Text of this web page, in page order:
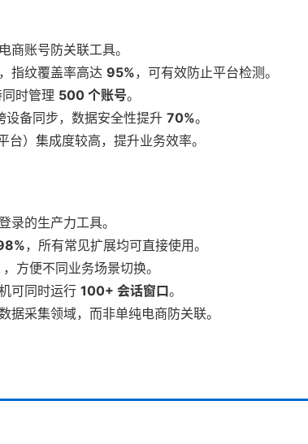
商账号防关联工具。
指纹覆盖率高达 95%，可有效防止平台检测。
时管理 500 个账号。
设备同步，数据安全性提升 70%。
）集成度较高，提升业务效率。
录的生产力工具。
，所有常见扩展均可直接使用。
，方便不同业务场景切换。
可同时运行 100+ 会话窗口。
据采集领域，而非单纯电商防关联。